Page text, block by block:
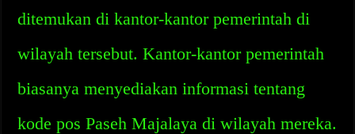
ditemukan di kantor-kantor pemerintah di
wilayah tersebut. Kantor-kantor pemerintah
biasanya menyediakan informasi tentang
kode pos Paseh Majalaya di wilayah mereka.